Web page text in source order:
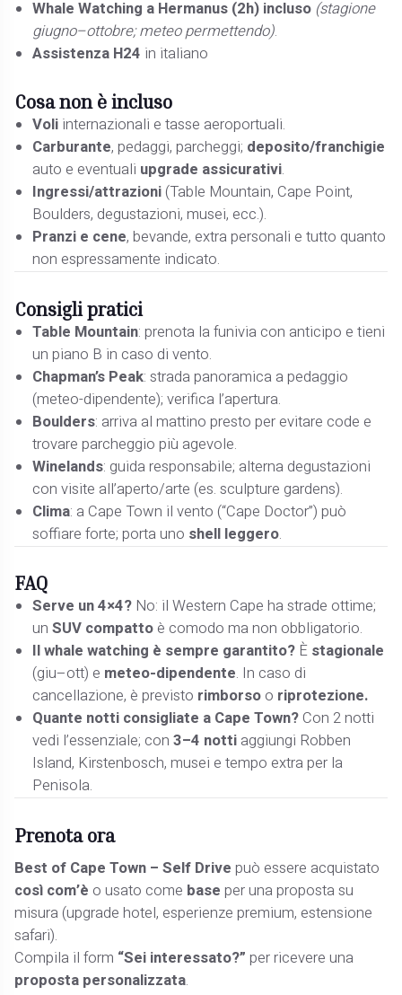
Whale Watching a Hermanus (2h) incluso (stagione
giugno–ottobre; meteo permettendo).
Assistenza H24 in italiano
Cosa non è incluso
Voli internazionali e tasse aeroportuali.
Carburante, pedaggi, parcheggi; deposito/franchigie
auto e eventuali upgrade assicurativi.
Ingressi/attrazioni (Table Mountain, Cape Point,
Boulders, degustazioni, musei, ecc.).
Pranzi e cene, bevande, extra personali e tutto quanto
non espressamente indicato.
Consigli pratici
Table Mountain: prenota la funivia con anticipo e tieni
un piano B in caso di vento.
Chapman’s Peak: strada panoramica a pedaggio
(meteo-dipendente); verifica l’apertura.
Boulders: arriva al mattino presto per evitare code e
trovare parcheggio più agevole.
Winelands: guida responsabile; alterna degustazioni
con visite all’aperto/arte (es. sculpture gardens).
Clima: a Cape Town il vento (“Cape Doctor”) può
soffiare forte; porta uno shell leggero.
FAQ
Serve un 4×4? No: il Western Cape ha strade ottime;
unSUV compattoè comodo ma non obbligatorio.
Il whale watching è sempre garantito? È stagionale
(giu–ott) e meteo-dipendente. In caso di
cancellazione, è previsto rimborso o riprotezione.
Quante notti consigliate a Cape Town?Con 2 notti
vedi l’essenziale; con3–4 notti aggiungi Robben
Island, Kirstenbosch, musei e tempo extra per la
Penisola.
Prenota ora
Best of Cape Town – Self Drive può essere acquistato
così com’è o usato come base per una proposta su
misura (upgrade hotel, esperienze premium, estensione
safari).
Compila il form “Sei interessato?” per ricevere una
proposta personalizzata.